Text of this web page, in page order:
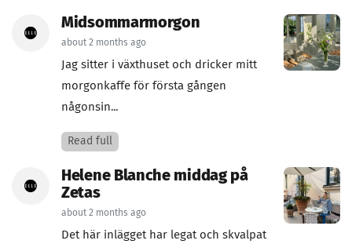
Midsommarmorgon
about 2 months ago
Jag sitter i växthuset och dricker mitt
morgonkaffe för första gången
någonsin...
Read full
Helene Blanche middag på
Zetas
about 2 months ago
Det här inlägget har legat och skvalpat